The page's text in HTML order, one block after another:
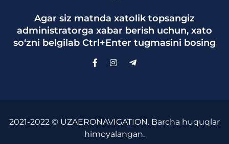
Agar siz matnda xatolik topsangiz
administratorga xabar berish uchun, xato
so‘zni belgilab Ctrl+Enter tugmasini bosing
2021-2022 © UZAERONAVIGATION. Barcha huquqlar
himoyalangan.